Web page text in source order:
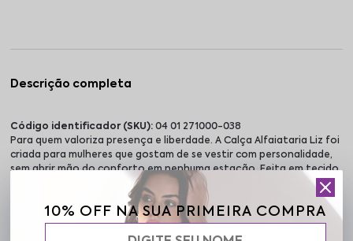
Descrição completa
Código identificador (SKU): 04 01 271000-038
Para quem valoriza presença e liberdade. A Calça Alfaiataria Liz foi
criada para mulheres que gostam de se vestir com personalidade,
sem abrir mão do conforto em nenhuma estação. Feita em tecido
macio e encorpado, com toque suave e elasticidade na medida
certa, essa peça une o visual clássico da alfaiataria com o ajuste
confortável que acompanha o corpo. O zíper frontal com dois
botões garante estrutura, enquanto os bolsos funcionais trazem
10% OFF NA SUA PRIMEIRA COMPRA